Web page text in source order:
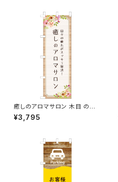
癒しのアロマサロン 木目 のぼ
り旗
¥3,795